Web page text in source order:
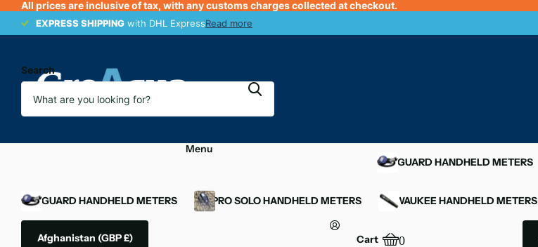
All prices are inclusive of tax, with any customs charges collected at checkout.
EXPRESS SHIPPING with DHL ExpressRead more
EXPRESS SHIPPING
Search
Menu
OXYGUARD HANDHELD METERS
OXYGUARD HANDHELD METERS YSI PRO SOLO HANDHELD METERS MILWAUKEE HANDHELD METERS
Afghanistan (GBP £) Cart 0